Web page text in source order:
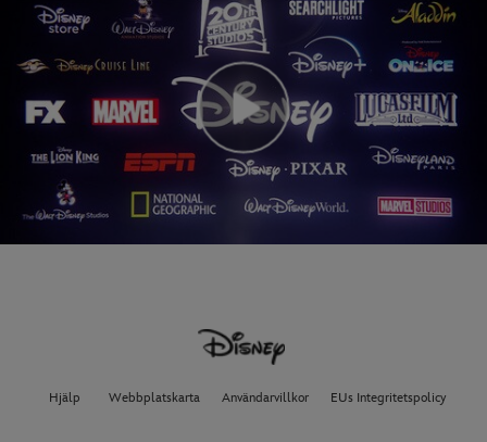
Hjälp Webbplatskarta Användarvillkor EUs Integritetspolicy